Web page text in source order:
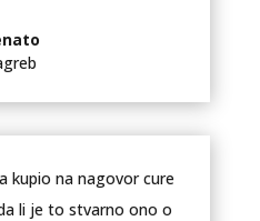
kupio na nagovor cure
li je to stvarno ono o